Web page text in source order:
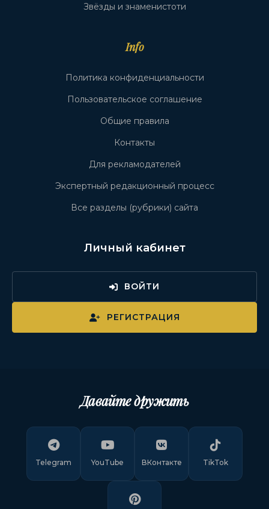
Звёзды и знаменистоти
Info
Политика конфиденциальности
Пользовательское соглашение
Общие правила
Контакты
Для рекламодателей
Экспертный редакционный процесс
Все разделы (рубрики) сайта
Личный кабинет
ВОЙТИ
РЕГИСТРАЦИЯ
Давайте дружить
Telegram YouTube ВКонтакте TikTok